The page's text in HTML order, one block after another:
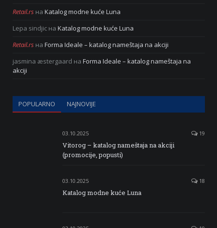
Retail.rs на Katalog modne kuće Luna
Lepa sindjic на Katalog modne kuće Luna
Retail.rs на Forma Ideale – katalog nameštaja na akciji
jasmina æstergaard на Forma Ideale – katalog nameštaja na
akciji
POPULARNO NAJNOVIJE
03.10.2025 19
Vitorog – katalog nameštaja na akciji
(promocije, popusti)
03.10.2025 18
Katalog modne kuće Luna